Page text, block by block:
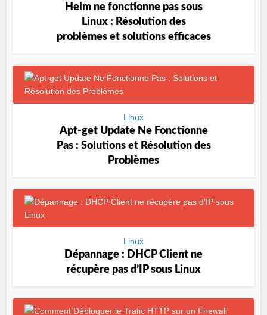
Helm ne fonctionne pas sous
Linux : Résolution des
problèmes et solutions efficaces
Linux
Apt-get Update Ne Fonctionne
Pas : Solutions et Résolution des
Problèmes
Linux
Dépannage : DHCP Client ne
récupère pas d’IP sous Linux